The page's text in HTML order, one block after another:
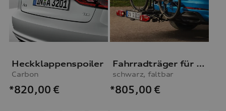
Heckklappenspoiler
Carbon
*820,00 €
Fahrradträger für die Anhängevorrichtung
schwarz, faltbar
*805,00 €